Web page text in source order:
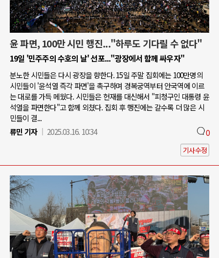
윤 파면, 100만 시민 행진..."하루도 기다릴 수 없다"
19일 '민주주의 수호의 날' 선포..."광장에서 함께 싸우자"
분노한 시민들은 다시 광장을 향한다. 15일 주말 집회에는 100만명의
시민들이 '윤석열 즉각 파면'을 촉구하며 경복궁역부터 안국역에 이르
는 대로를 가득 메웠다. 시민들은 헌재를 대신해서 "피청구인 대통령 윤
석열을 파면한다"고 함께 외쳤다. 집회 후 행진에는 갈수록 더 많은 시
민들이 결...
류민 기자
2025.03.16. 10:34 0
기사수정